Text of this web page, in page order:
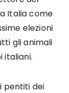
Italia come
elezioni
gli animali
italiani.
pentiti dei